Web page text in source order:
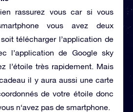
rassurez vous car si vous
vous avez deux
télécharger l’application de
l’application de Google sky
l’étoile très rapidement. Mais
il y aura aussi une carte
de votre étoile donc
n‘avez pas de smartphone.